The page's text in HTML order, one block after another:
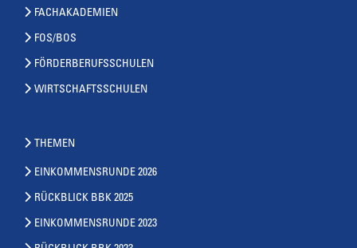
FACHAKADEMIEN
FOS/BOS
FÖRDERBERUFSSCHULEN
WIRTSCHAFTSSCHULEN
THEMEN
EINKOMMENSRUNDE 2026
RÜCKBLICK BBK 2025
EINKOMMENSRUNDE 2023